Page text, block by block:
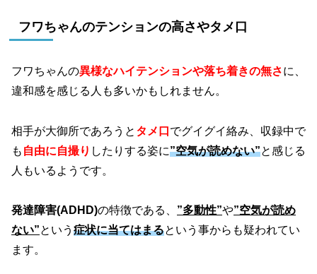
フワちゃんのテンションの高さやタメ口
フワちゃんの異様なハイテンションや落ち着きの無さに、
違和感を感じる人も多いかもしれません。
相手が大御所であろうと タメ口 でグイグイ絡み、収録中で
も 自由に自撮り したりする姿に”空気が読めない”と感じる
人もいるようです。
発達障害(ADHD)の特徴である、 ”多動性”や”空気が読め
ない”という 症状に当てはまるという事からも疑われてい
ます。